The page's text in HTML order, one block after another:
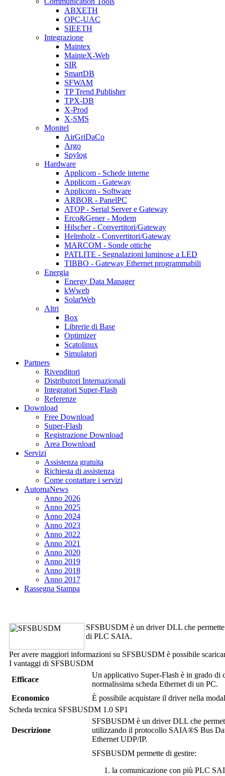
ABXETH
OPC-UAC
SIEETH
Integrazione
Maintex
MainteX-Web
SIR
SmartDB
SFWAM
TP Trend Publisher
TPX-DB
X-Prod
X-SMS
Monitel
AirGriDaCo
Argo
Spylog
Hardware
Applicom - Schede interne
Applicom - Gateway
Applicom - Software
ARBOR - PanelPC
ATOP - Serial Server e Gateway
Erco&Gener - Modem
Hilscher - Convertitori/Gateway
Helmholz - Convertitori/Gateway
MARCOM - Sonde ottiche
PATLITE - Segnalazioni luminose a LED
TIBBO - Gateway Ethernet programmabili
Energia
Energy Data Manager
kWweb
SolarWeb
Altri
Box
Librerie di Base
Optimizer
Scatolinux
Simulatori
Partners
Rivenditori
Distributori Internazionali
Integratori Super-Flash
Referenze
Download
Free Download
Super-Flash
Registrazione Download
Area Download
Servizi
Assistenza gratuita
Richiesta di assistenza
Come contattare i servizi
AutomaNews
Anno 2026
Anno 2025
Anno 2024
Anno 2023
Anno 2022
Anno 2021
Anno 2020
Anno 2019
Anno 2018
Anno 2017
Rassegna Stampa
SFSBUSDM è un driver DLL che
di PLC SAIA.
Per avere maggiori informazioni su SFSBUSDM è possibile
I vantaggi di SFSBUSDM
Efficace
Un applicativo Super-Flash è in grado di
normalissima scheda Ethernet di un PC.
Economico
È possibile acquistare il driver nella
Scheda tecnica SFSBUSDM 1.0 SP1
Descrizione
SFSBUSDM è un driver DLL che
utilizzando il protocollo SAIA®S Bus
Ethernet UDP/IP.
SFSBUSDM permette di gestire:
la comunicazione con più PLC